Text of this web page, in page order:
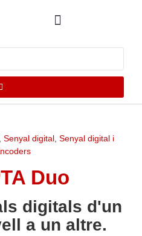
Senyal digital Senyal digital i
Duo
digitals d'un
a un altre.